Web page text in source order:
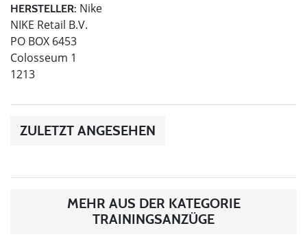
HERSTELLER: Nike
NIKE Retail B.V.
PO BOX 6453
Colosseum 1
1213
ZULETZT ANGESEHEN
MEHR AUS DER KATEGORIE
TRAININGSANZÜGE